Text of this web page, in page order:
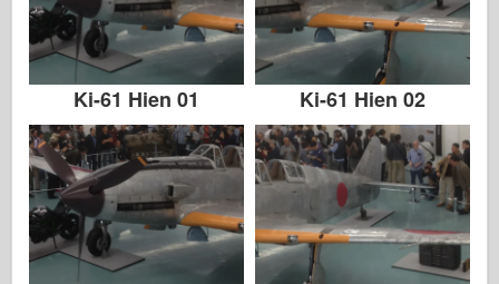
Dvd
Contact
le Journal
Les kits
Ki-61 Hien 01 Ki-61 Hien 02